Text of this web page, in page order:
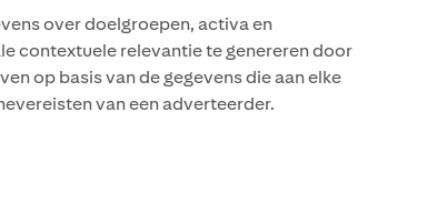
over doelgroepen, activa en
contextuele relevantie te genereren door
op basis van de gegevens die aan elke
van een adverteerder.